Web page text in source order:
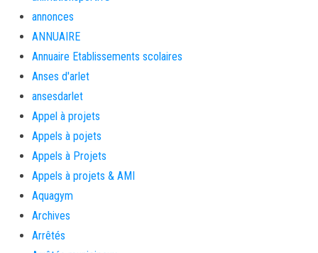
annonces
ANNUAIRE
Annuaire Etablissements scolaires
Anses d'arlet
ansesdarlet
Appel à projets
Appels à pojets
Appels à Projets
Appels à projets & AMI
Aquagym
Archives
Arrêtés